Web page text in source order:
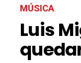
MÚSICA
Luis